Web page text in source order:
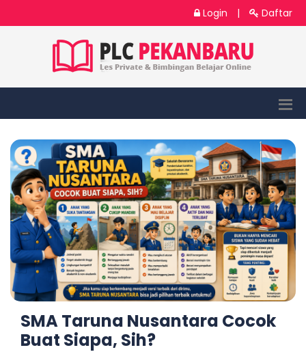
Login | Daftar
SMA Taruna Nusantara Cocok
Buat Siapa, Sih?